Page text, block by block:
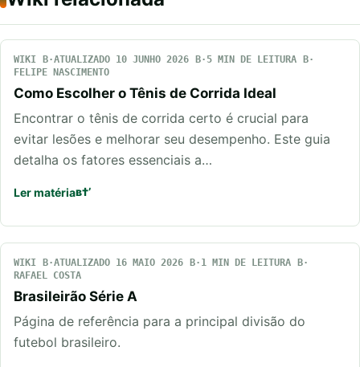
WIKI ATUALIZADO 10 JUNHO 2026
5 MIN DE LEITURA
FELIPE NASCIMENTO
Como Escolher o Tênis de Corrida Ideal
Encontrar o tênis de corrida certo é crucial para
evitar lesões e melhorar seu desempenho. Este guia
detalha os fatores essenciais a…
Ler matéria
WIKI ATUALIZADO 16 MAIO 2026
1 MIN DE LEITURA
RAFAEL COSTA
Brasileirão Série A
Página de referência para a principal divisão do
futebol brasileiro.